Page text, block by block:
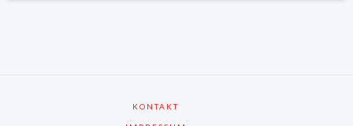
KONTAKT